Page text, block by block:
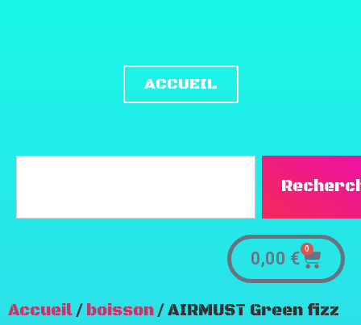
ACCUEIL
0,00 € 0
Accueil/ boisson/ AIRMUST Green fizz